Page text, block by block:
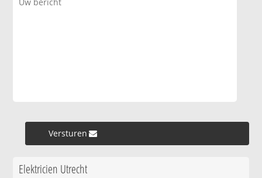
Versturen »
Elektricien Utrecht